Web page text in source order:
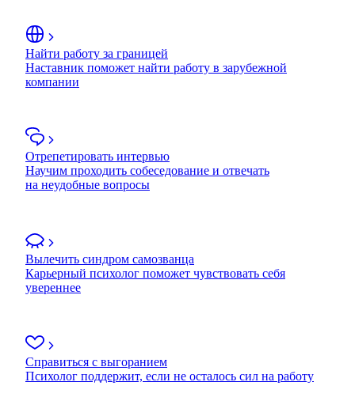
Найти работу за границей
Наставник поможет найти работу в зарубежной
компании
Отрепетировать интервью
Научим проходить собеседование и отвечать
на неудобные вопросы
Вылечить синдром самозванца
Карьерный психолог поможет чувствовать себя
увереннее
Справиться с выгоранием
Психолог поддержит, если не осталось сил на работу